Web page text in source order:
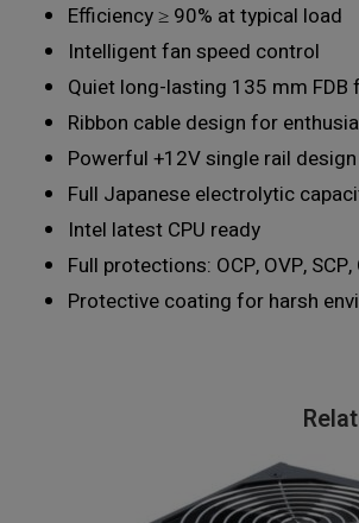
Efficiency ≥ 90% at typical load
Intelligent fan speed control
Quiet long-lasting 135 mm FDB
Ribbon cable design for
Powerful +12V single rail design
Full Japanese electrolytic
Intel latest CPU ready
Full protections: OCP, OVP, SCP,
Protective coating for harsh